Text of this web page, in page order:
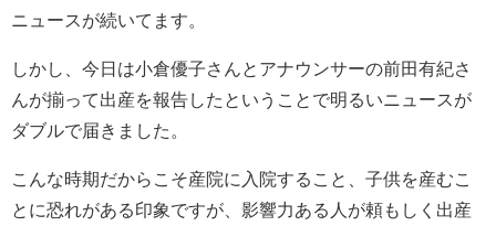
ニュースが続いてます。
しかし、今日は小倉優子さんとアナウンサーの前田有紀さ
んが揃って出産を報告したということで明るいニュースが
ダブルで届きました。
こんな時期だからこそ産院に入院すること、子供を産むこ
とに恐れがある印象ですが、影響力ある人が頼もしく出産